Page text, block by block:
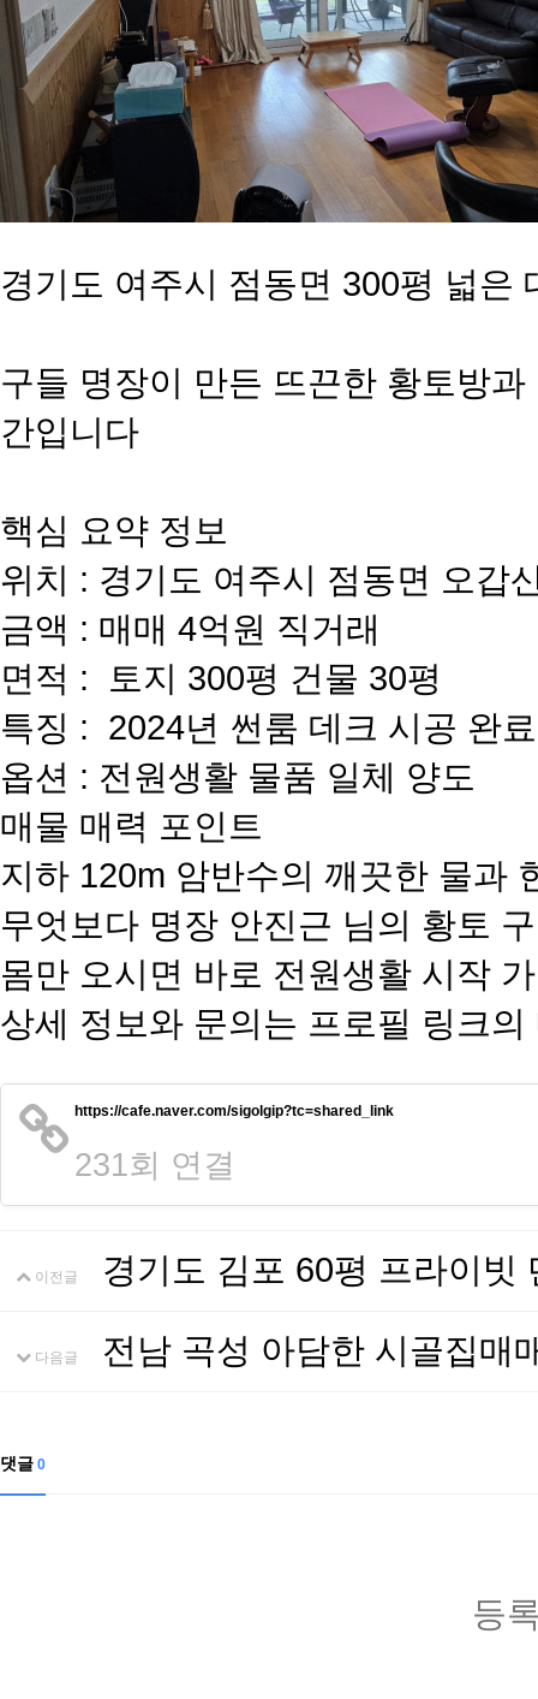
경기도 여주시 점동면 300평 넓은
구들 명장이 만든 뜨끈한 황토방
간입니다
​핵심 요약 정보
위치 : 경기도 여주시 점동면 오갑
금액 : 매매 4억원 직거래
면적 : 토지 300평 건물 30평
특징 : 2024년 썬룸 데크 시공 완료
옵션 : 전원생활 물품 일체 양도
​매물 매력 포인트
지하 120m 암반수의 깨끗한 물과
무엇보다 명장 안진근 님의 황토
몸만 오시면 바로 전원생활 시작
상세 정보와 문의는 프로필 링크
https://cafe.naver.com/sigolgip?tc=shared_link
231회 연결
이전글 경기도 김포 60평 프라이빗
다음글 전남 곡성 아담한 시골집매
댓글 0
등